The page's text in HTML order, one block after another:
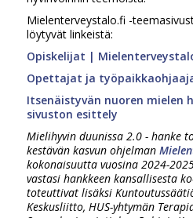
Mielenterveystalo.fi -
löytyvät linkeistä:
Opiskelijat |
Opettajat ja
Itsenäistyvän nuoren mielen
sivuston esittely
Mielihyvin duunissa 2.0 - hanke
kestävän kasvun ohjelman
kokonaisuutta vuosina 2024-
vastasi hankkeen kansallisesta
toteuttivat lisäksi
Keskusliitto, HUS-yhtymän